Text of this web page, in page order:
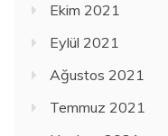
Ekim 2021
Eylül 2021
Ağustos 2021
Temmuz 2021